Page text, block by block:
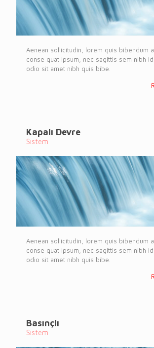
Aenean sollicitudin, lorem quis bibendum
conse quat ipsum, nec sagittis sem nibh
odio sit amet nibh quis bibe.
Kapalı Devre
Sistem
Aenean sollicitudin, lorem quis bibendum
conse quat ipsum, nec sagittis sem nibh
odio sit amet nibh quis bibe.
Basınçlı
Sistem